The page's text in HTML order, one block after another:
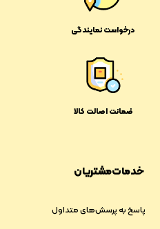
درخواست نمایندگی
ضمانت اصالت کالا
خدمات مشتریان
پاسخ به پرسش‌های متداول